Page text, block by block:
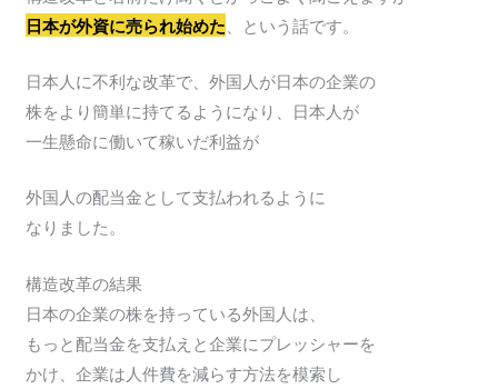
日本が外資に売られ始めた 、という話です。
日本人に不利な改革で、外国人が日本の企業の
株をより簡単に持てるようになり、日本人が
一生懸命に働いて稼いだ利益が
外国人の配当金として支払われるように
なりました。
構造改革の結果
日本の企業の株を持っている外国人は、
もっと配当金を支払えと企業にプレッシャーを
かけ、企業は人件費を減らす方法を模索し